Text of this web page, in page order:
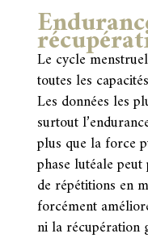
Le cycle
toutes les
Les données les
surtout
plus que la force
phase lutéale
de répétitions en
forcément
ni la récupération